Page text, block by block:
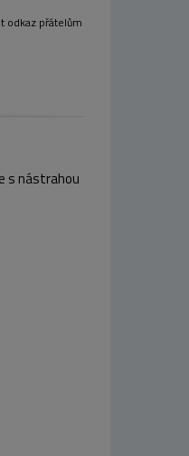
odkaz přátelům
s nástrahou